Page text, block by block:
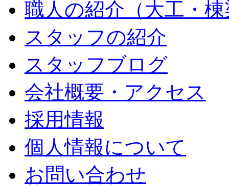
職人の紹介（大工・
スタッフの紹介
スタッフブログ
会社概要・アクセス
採用情報
個人情報について
お問い合わせ